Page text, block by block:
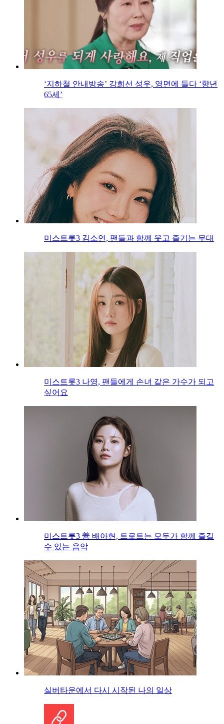
‘지하철 안내방송’ 강희선 성우, 영면에 들다 ‘향년
65세’
미스트롯3 김소연, 팬들과 함께 웃고 즐기는 무대
미스트롯3 나영, 팬들에게 손녀 같은 가수가 되고
싶어요
미스트롯3 善 배아현, 트로트는 모두가 함께 즐길
수 있는 음악
실버타운에서 다시 시작된 나의 일상